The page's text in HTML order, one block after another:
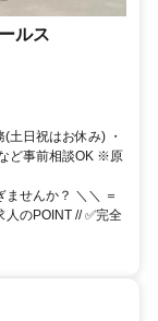
ルス
土日祝はお休み) ・
ど事前相談OK ※原
せんか？ ＼＼ ＝
のPOINT // ✅完全